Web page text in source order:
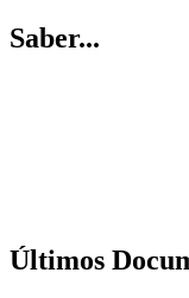
Saber...
Últimos